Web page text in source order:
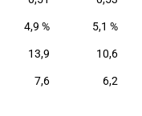
4,9 % 5,1 %
13,9 10,6
7,6 6,2